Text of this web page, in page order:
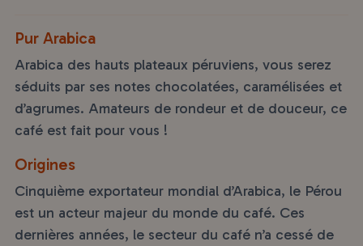
Pur Arabica
Arabica des hauts plateaux péruviens, vous serez
séduits par ses notes chocolatées, caramélisées et
d’agrumes. Amateurs de rondeur et de douceur, ce
café est fait pour vous !
Origines
Cinquième exportateur mondial d’Arabica, le Pérou
est un acteur majeur du monde du café. Ces
dernières années, le secteur du café n’a cessé de